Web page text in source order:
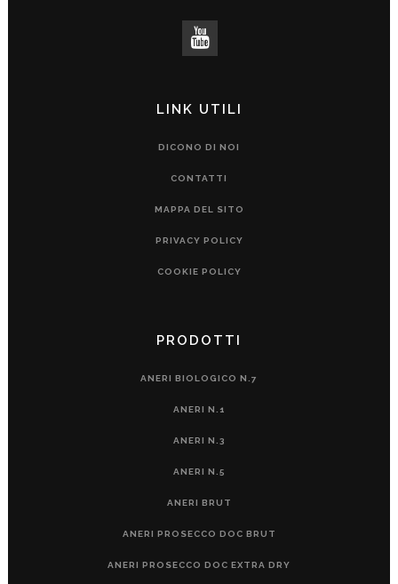
LINK UTILI
DICONO DI NOI
CONTATTI
MAPPA DEL SITO
PRIVACY POLICY
COOKIE POLICY
PRODOTTI
ANERI BIOLOGICO N.7
ANERI N.1
ANERI N.3
ANERI N.5
ANERI BRUT
ANERI PROSECCO DOC BRUT
ANERI PROSECCO DOC EXTRA DRY